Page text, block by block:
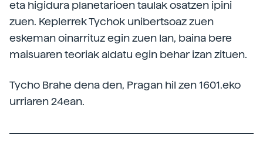
eta higidura planetarioen taulak osatzen ipini
zuen. Keplerrek Tychok unibertsoaz zuen
eskeman oinarrituz egin zuen lan, baina bere
maisuaren teoriak aldatu egin behar izan zituen.
Tycho Brahe dena den, Pragan hil zen 1601.eko
urriaren 24ean.